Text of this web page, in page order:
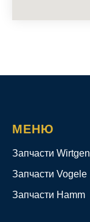
МЕНЮ
Запчасти Wirtgen
Запчасти Vogele
Запчасти Hamm